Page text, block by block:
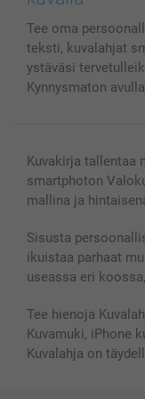
Kuvakalenterit &
Valokuvakehykset
Lahjakortti
Investor Relations
Tilausten tila
Tee oma
teksti, kuvalahjat
ystäväsi
Kynnysmaton
Kuvakirja tallentaa
smartphoton
mallina ja
Sisusta
ikuistaa parhaat
useassa eri
Tee hienoja
Kuvamuki, iPhone
Kuvalahja on